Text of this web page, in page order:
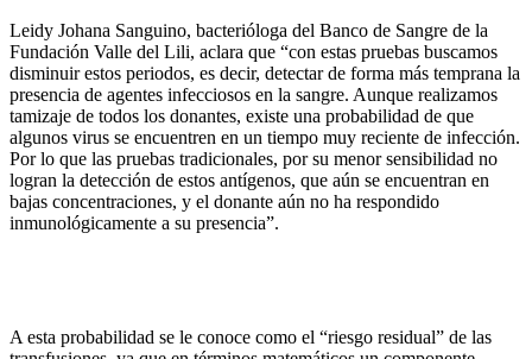
Leidy Johana Sanguino, bacterióloga del Banco de Sangre de la
Fundación Valle del Lili, aclara que “con estas pruebas buscamos
disminuir estos periodos, es decir, detectar de forma más temprana la
presencia de agentes infecciosos en la sangre. Aunque realizamos
tamizaje de todos los donantes, existe una probabilidad de que
algunos virus se encuentren en un tiempo muy reciente de infección.
Por lo que las pruebas tradicionales, por su menor sensibilidad no
logran la detección de estos antígenos, que aún se encuentran en
bajas concentraciones, y el donante aún no ha respondido
inmunológicamente a su presencia”.
A esta probabilidad se le conoce como el “riesgo residual” de las